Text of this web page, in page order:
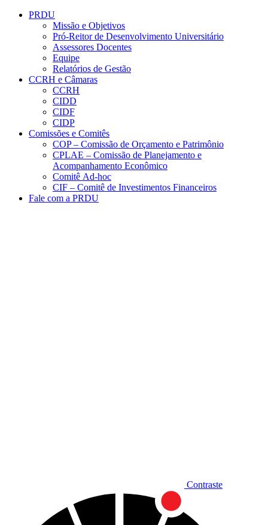
Conteúdo principal
PRDU
Missão e Objetivos
Pró-Reitor de Desenvolvimento Universitário
Assessores Docentes
Equipe
Relatórios de Gestão
CCRH e Câmaras
CCRH
CIDD
CIDF
CIDP
Comissões e Comitês
COP – Comissão de Orçamento e Patrimônio
CPLAE – Comissão de Planejamento e
Acompanhamento Econômico
Comitê Ad-hoc
CIF – Comitê de Investimentos Financeiros
Fale com a PRDU
Contraste